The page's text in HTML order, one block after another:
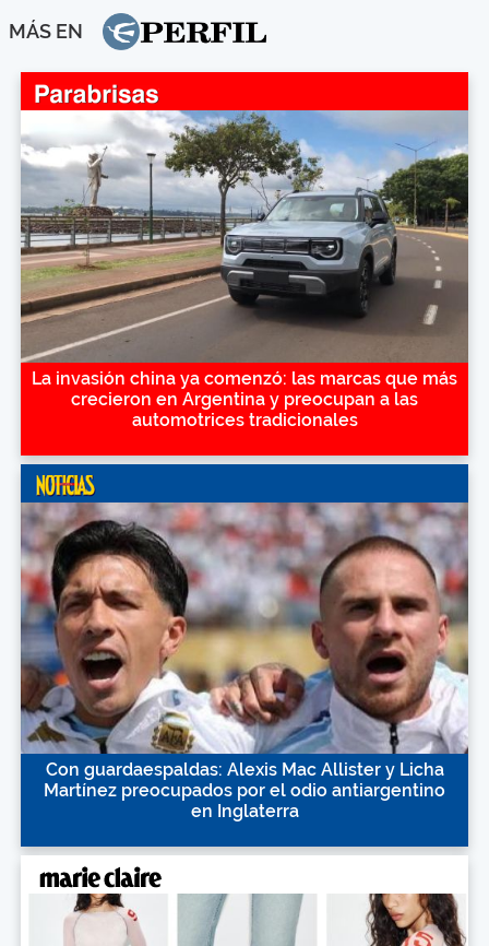
MÁS EN
La invasión china ya comenzó: las marcas que más
crecieron en Argentina y preocupan a las
automotrices tradicionales
Con guardaespaldas: Alexis Mac Allister y Licha
Martínez preocupados por el odio antiargentino
en Inglaterra